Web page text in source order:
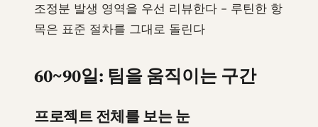
조정분 발생 영역을 우선 리뷰한다 - 루틴한 항
목은 표준 절차를 그대로 돌린다
60~90일: 팀을 움직이는 구간
프로젝트 전체를 보는 눈